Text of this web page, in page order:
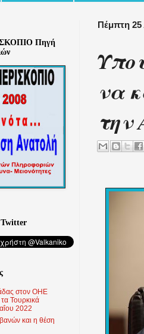
Πέμπτη
να
την
Πηγή
Twitter
στον ΟΗΕ
Τουρκικά
2022
και η θέση